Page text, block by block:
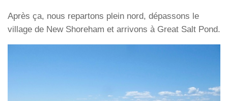
Après ça, nous repartons plein nord, dépassons le
village de New Shoreham et arrivons à Great Salt Pond.